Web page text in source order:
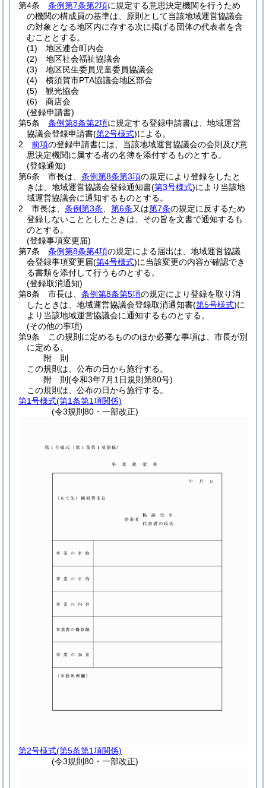
第4条
条例第7条第2項に規定する意思決定機関を行うため
の機関の構成員の基準は、原則として当該地域運営協議会
の対象となる地区内に存する次に掲げる団体の代表者を含
むこととする。
(1)
地区連合町内会
(2)
地区社会福祉協議会
(3)
地区民生委員児童委員協議会
(4)
横須賀市PTA協議会地区部会
(5)
観光協会
(6)
商店会
(登録申請書)
第5条
条例第8条第2項に規定する登録申請書は、地域運営
協議会登録申請書(第2号様式)による。
2
前項の登録申請書には、当該地域運営協議会の会則及び意
思決定機関に属する者の名簿を添付するものとする。
(登録通知)
第6条
市長は、 条例第8条第3項の規定により登録をしたと
きは、地域運営協議会登録通知書(第3号様式)により当該地
域運営協議会に通知するものとする。
2
市長は、 条例第3条 第6条又は第7条の規定に反するため
登録しないこととしたときは、その旨を文書で通知するも
のとする。
(登録事項変更届)
第7条
条例第8条第4項の規定による届出は、地域運営協議
会登録事項変更届(第4号様式)に当該変更の内容が確認でき
る書類を添付して行うものとする。
(登録取消通知)
第8条
市長は、 条例第8条第5項の規定により登録を取り消
したときは、地域運営協議会登録取消通知書(第5号様式)に
より当該地域運営協議会に通知するものとする。
(その他の事項)
第9条
この規則に定めるもののほか必要な事項は、市長が別
に定める。
附 則
この規則は、公布の日から施行する。
附 則(令和3年7月1日規則第80号)
この規則は、公布の日から施行する。
第1号様式(第1条第1項関係)
(令3規則80・一部改正)
第2号様式(第5条第1項関係)
(令3規則80・一部改正)